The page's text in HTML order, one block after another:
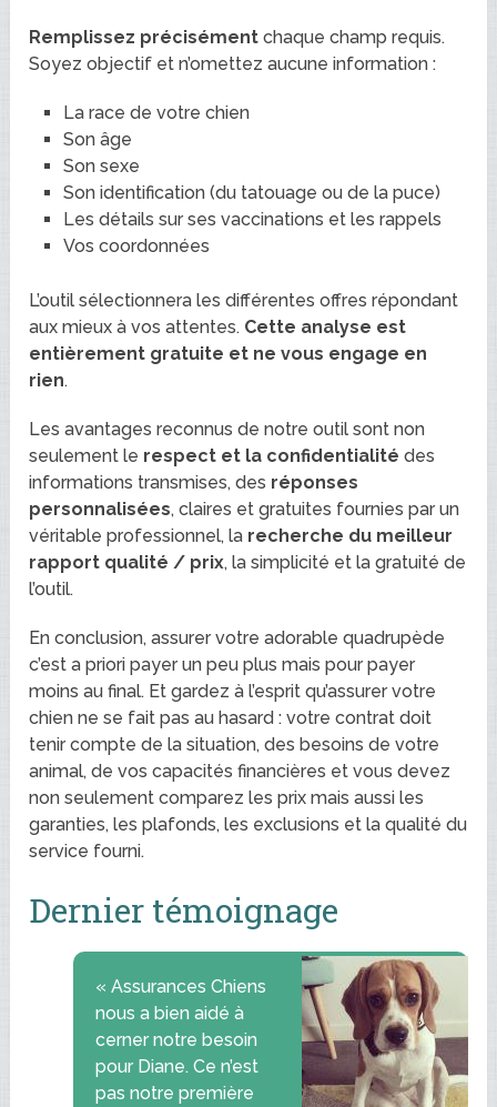
Remplissez précisément chaque champ requis.
Soyez objectif et n’omettez aucune information :
La race de votre chien
Son âge
Son sexe
Son identification (du tatouage ou de la puce)
Les détails sur ses vaccinations et les rappels
Vos coordonnées
L’outil sélectionnera les différentes offres répondant
aux mieux à vos attentes. Cette analyse est
entièrement gratuite et ne vous engage en
rien.
Les avantages reconnus de notre outil sont non
seulement le respect et la confidentialité des
informations transmises, des réponses
personnalisées, claires et gratuites fournies par un
véritable professionnel, la recherche du meilleur
rapport qualité / prix, la simplicité et la gratuité de
l’outil.
En conclusion, assurer votre adorable quadrupède
c’est a priori payer un peu plus mais pour payer
moins au final. Et gardez à l’esprit qu’assurer votre
chien ne se fait pas au hasard : votre contrat doit
tenir compte de la situation, des besoins de votre
animal, de vos capacités financières et vous devez
non seulement comparez les prix mais aussi les
garanties, les plafonds, les exclusions et la qualité du
service fourni.
Dernier témoignage
« Assurances Chiens
nous a bien aidé à
cerner notre besoin
pour Diane. Ce n’est
pas notre première